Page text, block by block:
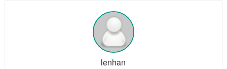
疑是游戏美术设计的精华所在，每一把二觉...
联盟官方指定的兑换页面输入这些代码，从而获得各种游戏内
的奖励，这些奖励可谓丰富多彩，从稀有的英雄皮肤、珍贵的
英雄角色，到各种游戏道具和加成，应有尽有，对于玩家而
言，一个有效的CDKEY兑换码就像是一份意外之喜，能让他们
在游戏中获得更多的乐趣和优势...
lenhan